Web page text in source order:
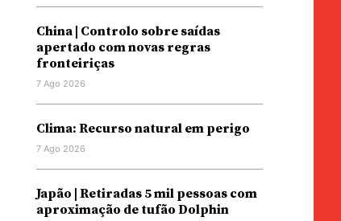
China | Controlo sobre saídas
apertado com novas regras
fronteiriças
7 Ago 2026
Clima: Recurso natural em perigo
7 Ago 2026
Japão | Retiradas 5 mil pessoas com
aproximação de tufão Dolphin